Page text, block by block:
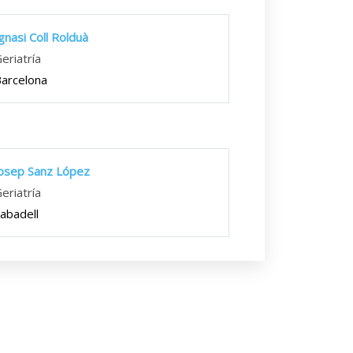
Coll Rolduà
Sanz López